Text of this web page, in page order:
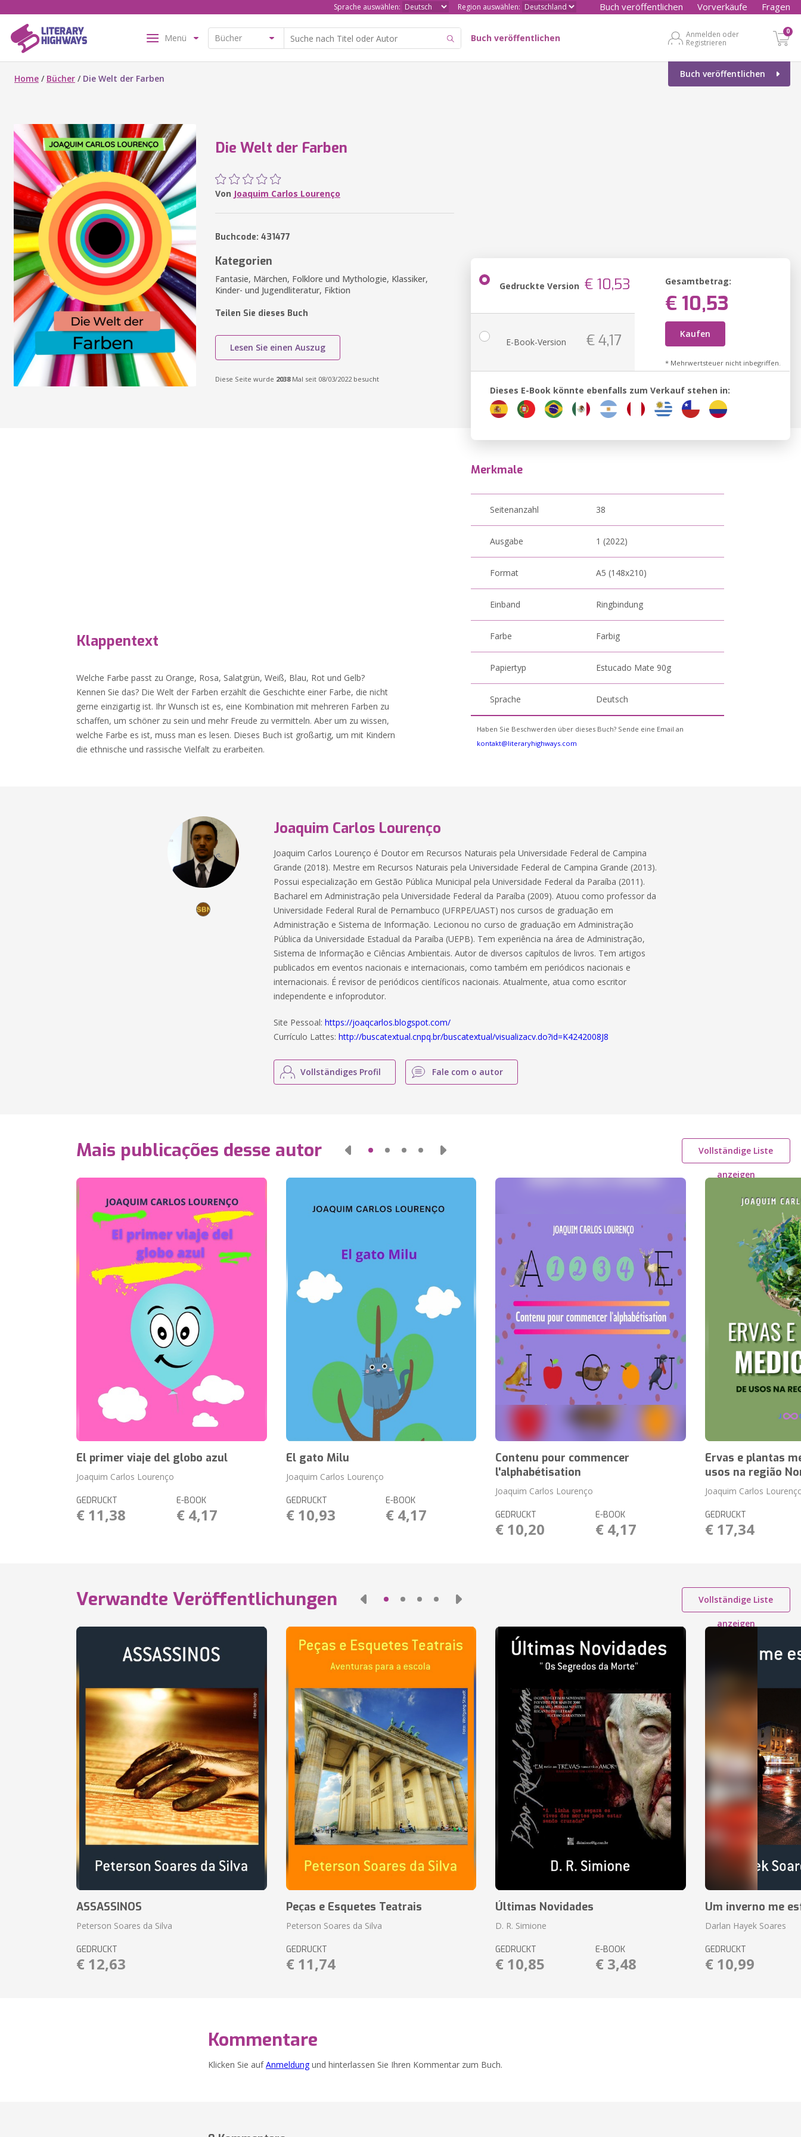
Sprache auswählen: Region auswählen: Buch veröffentlichen Vorverkäufe Fragen
Menü Buch veröffentlichen
Anmelden oder
Registrieren
0
Buch veröffentlichen
Home / Bücher / Die Welt der Farben
Die Welt der Farben
Von Joaquim Carlos Lourenço
Buchcode: 431477
Kategorien
Fantasie, Märchen, Folklore und Mythologie, Klassiker,
Kinder- und Jugendliteratur, Fiktion
Teilen Sie dieses Buch
Lesen Sie einen Auszug
Diese Seite wurde 2038Mal seit 08/03/2022 besucht
Gedruckte Version € 10,53 Gesamtbetrag:
€ 10,53
Kaufen
* Mehrwertsteuer nicht inbegriffen.
E-Book-Version € 4,17
Dieses E-Book könnte ebenfalls zum Verkauf stehen in:
Klappentext
Welche Farbe passt zu Orange, Rosa, Salatgrün, Weiß, Blau, Rot und Gelb?
Kennen Sie das? Die Welt der Farben erzählt die Geschichte einer Farbe, die nicht
gerne einzigartig ist. Ihr Wunsch ist es, eine Kombination mit mehreren Farben zu
schaffen, um schöner zu sein und mehr Freude zu vermitteln. Aber um zu wissen,
welche Farbe es ist, muss man es lesen. Dieses Buch ist großartig, um mit Kindern
die ethnische und rassische Vielfalt zu erarbeiten.
Merkmale
Seitenanzahl 38
Ausgabe 1 (2022)
Format A5 (148x210)
Einband Ringbindung
Farbe Farbig
Papiertyp Estucado Mate 90g
Sprache Deutsch
Haben Sie Beschwerden über dieses Buch? Sende eine Email an
kontakt@literaryhighways.com
Joaquim Carlos Lourenço
Joaquim Carlos Lourenço é Doutor em Recursos Naturais pela Universidade Federal de Campina
Grande (2018). Mestre em Recursos Naturais pela Universidade Federal de Campina Grande (2013).
Possui especialização em Gestão Pública Municipal pela Universidade Federal da Paraíba (2011).
Bacharel em Administração pela Universidade Federal da Paraíba (2009). Atuou como professor da
Universidade Federal Rural de Pernambuco (UFRPE/UAST) nos cursos de graduação em
Administração e Sistema de Informação. Lecionou no curso de graduação em Administração
Pública da Universidade Estadual da Paraíba (UEPB). Tem experiência na área de Administração,
Sistema de Informação e Ciências Ambientais. Autor de diversos capítulos de livros. Tem artigos
publicados em eventos nacionais e internacionais, como também em periódicos nacionais e
internacionais. É revisor de periódicos científicos nacionais. Atualmente, atua como escritor
independente e infoprodutor.
Site Pessoal:https://joaqcarlos.blogspot.com/
Currículo Lattes:http://buscatextual.cnpq.br/buscatextual/visualizacv.do?id=K4242008J8
Vollständiges Profil Fale com o autor
Mais publicações desse autor Vollständige Liste
anzeigen
El primer viaje del globo azul
Joaquim Carlos Lourenço
GEDRUCKT
€ 11,38
E-BOOK
€ 4,17
El gato Milu
Joaquim Carlos Lourenço
GEDRUCKT
€ 10,93
E-BOOK
€ 4,17
Contenu pour commencer
l'alphabétisation
Joaquim Carlos Lourenço
GEDRUCKT
€ 10,20
E-BOOK
€ 4,17
Ervas e plantas
usos na região
Joaquim Carlos
GEDRUCKT
€ 17,34
Verwandte Veröffentlichungen Vollständige Liste
anzeigen
ASSASSINOS
Peterson Soares da Silva
GEDRUCKT
€ 12,63
Peças e Esquetes Teatrais
Peterson Soares da Silva
GEDRUCKT
€ 11,74
Últimas Novidades
D. R. Simione
GEDRUCKT
€ 10,85
E-BOOK
€ 3,48
Um inverno me
Darlan Hayek Soares
GEDRUCKT
€ 10,99
Kommentare
Klicken Sie aufAnmeldungund hinterlassen Sie Ihren Kommentar zum Buch.